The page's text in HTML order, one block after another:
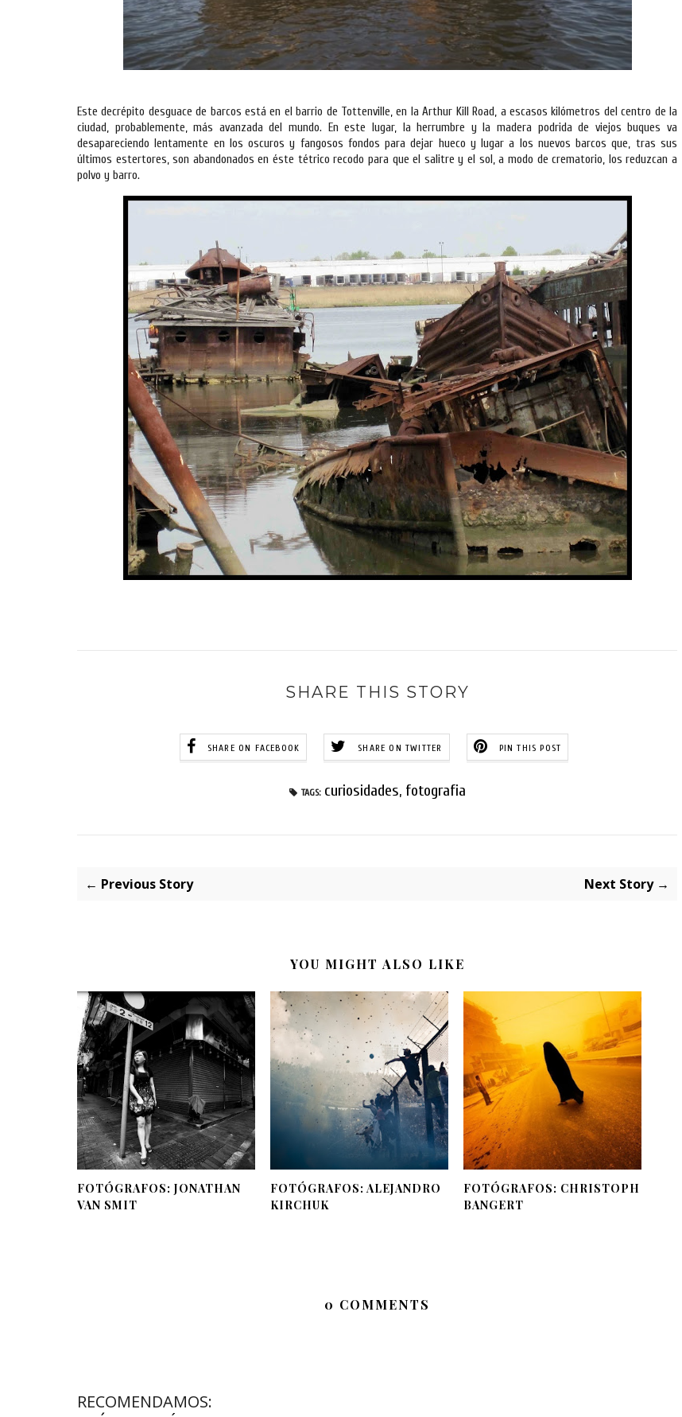
Este decrépito desguace de barcos está en el barrio de Tottenville, en la Arthur Kill Road, a escasos kilómetros del centro de la
ciudad, probablemente, más avanzada del mundo. En este lugar, la herrumbre y la madera podrida de viejos buques va
desapareciendo lentamente en los oscuros y fangosos fondos para dejar hueco y lugar a los nuevos barcos que, tras sus
últimos estertores, son abandonados en éste tétrico recodo para que el salitre y el sol, a modo de crematorio, los reduzcan a
polvo y barro.
SHARE THIS STORY
SHARE ON FACEBOOK SHARE ON TWITTER PIN THIS POST
TAGS: curiosidades, fotografia
← Previous Story Next Story →
YOU MIGHT ALSO LIKE
FOTÓGRAFOS: JONATHAN
VAN SMIT
FOTÓGRAFOS: ALEJANDRO
KIRCHUK
FOTÓGRAFOS: CHRISTOPH
BANGERT
0 COMMENTS
RECOMENDAMOS: